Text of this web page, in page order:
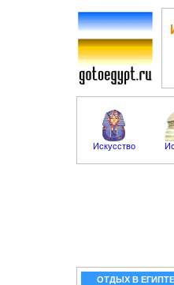
Искусство
ОТДЫХ В ЕГИПТЕ